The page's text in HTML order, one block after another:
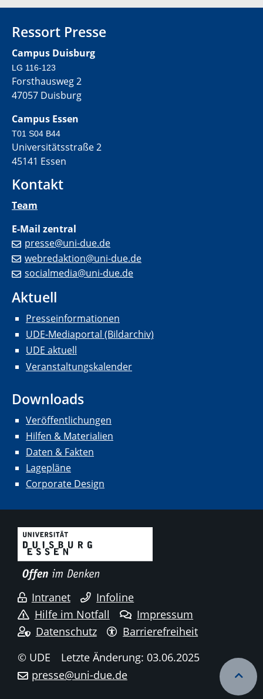
Ressort Presse
Campus Duisburg
LG 116-123
Forsthausweg 2
47057 Duisburg
Campus Essen
T01 S04 B44
Universitätsstraße 2
45141 Essen
Kontakt
Team
E-Mail zentral
presse@uni-due.de
webredaktion@uni-due.de
socialmedia@uni-due.de
Aktuell
Presseinformationen
UDE-Mediaportal (Bildarchiv)
UDE aktuell
Veranstaltungskalender
Downloads
Veröffentlichungen
Hilfen & Materialien
Daten & Fakten
Lagepläne
Corporate Design
Intranet
Infoline
Hilfe im Notfall
Impressum
Datenschutz
Barrierefreiheit
© UDE
Letzte Änderung: 03.06.2025
presse@uni-due.de